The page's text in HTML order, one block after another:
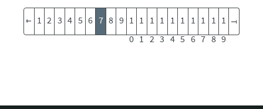
1 2 3 4 5 6 7 8 9 1
0
1
1
1
2
1
3
1
4
1
5
1
6
1
7
1
8
1
9